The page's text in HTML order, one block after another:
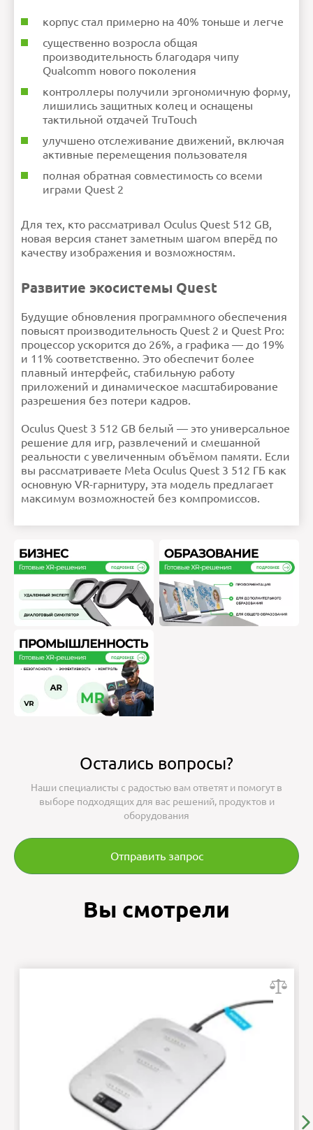
корпус стал примерно на 40% тоньше и легче
существенно возросла общая
производительность благодаря чипу
Qualcomm нового поколения
контроллеры получили эргономичную форму,
лишились защитных колец и оснащены
тактильной отдачей TruTouch
улучшено отслеживание движений, включая
активные перемещения пользователя
полная обратная совместимость со всеми
играми Quest 2
Для тех, кто рассматривал Oculus Quest 512 GB,
новая версия станет заметным шагом вперёд по
качеству изображения и возможностям.
Развитие экосистемы Quest
Будущие обновления программного обеспечения
повысят производительность Quest 2 и Quest Pro:
процессор ускорится до 26%, а графика — до 19%
и 11% соответственно. Это обеспечит более
плавный интерфейс, стабильную работу
приложений и динамическое масштабирование
разрешения без потери кадров.
Oculus Quest 3 512 GB белый — это универсальное
решение для игр, развлечений и смешанной
реальности с увеличенным объёмом памяти. Если
вы рассматриваете Meta Oculus Quest 3 512 ГБ как
основную VR-гарнитуру, эта модель предлагает
максимум возможностей без компромиссов.
Остались вопросы?
Наши специалисты с радостью вам ответят и помогут в
выборе подходящих для вас решений, продуктов и
оборудования
Отправить запрос
Вы смотрели